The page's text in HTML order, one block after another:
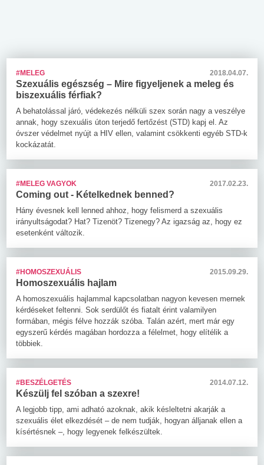
#MELEG 2018.04.07.
Szexuális egészség – Mire figyeljenek a meleg és
biszexuális férfiak?
A behatolással járó, védekezés nélküli szex során nagy a veszélye
annak, hogy szexuális úton terjedő fertőzést (STD) kapj el. Az
óvszer védelmet nyújt a HIV ellen, valamint csökkenti egyéb STD-k
kockázatát.
#MELEG VAGYOK 2017.02.23.
Coming out - Kételkednek benned?
Hány évesnek kell lenned ahhoz, hogy felismerd a szexuális
irányultságodat? Hat? Tizenöt? Tizenegy? Az igazság az, hogy ez
esetenként változik.
#HOMOSZEXUÁLIS 2015.09.29.
Homoszexuális hajlam
A homoszexuális hajlammal kapcsolatban nagyon kevesen mernek
kérdéseket feltenni. Sok serdülőt és fiatalt érint valamilyen
formában, mégis félve hozzák szóba. Talán azért, mert már egy
egyszerű kérdés magában hordozza a félelmet, hogy elítélik a
többiek.
#BESZÉLGETÉS 2014.07.12.
Készülj fel szóban a szexre!
A legjobb tipp, ami adható azoknak, akik késleltetni akarják a
szexuális élet elkezdését – de nem tudják, hogyan álljanak ellen a
kísértésnek –, hogy legyenek felkészültek.